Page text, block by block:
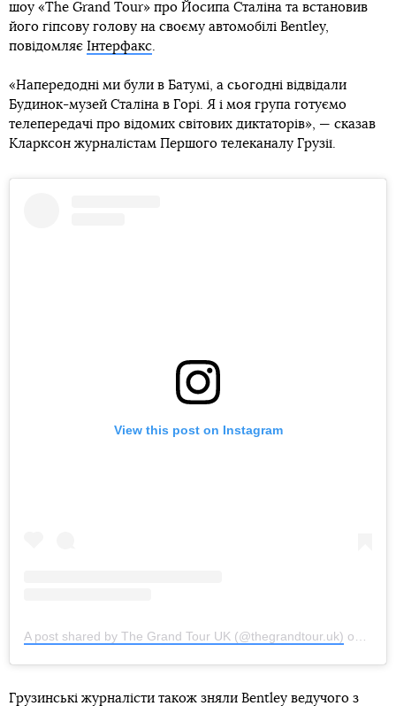
шоу «The Grand Tour» про Йосипа Сталіна та встановив
його гіпсову голову на своєму автомобілі Bentley,
повідомляє Інтерфакс.
«Напередодні ми були в Батумі, а сьогодні відвідали
Будинок-музей Сталіна в Горі. Я і моя група готуємо
телепередачі про відомих світових диктаторів», — сказав
Кларксон журналістам Першого телеканалу Грузії.
View this post on Instagram
A post shared by The Grand Tour UK (@thegrandtour.uk) on
Грузинські журналісти також зняли Bentley ведучого з